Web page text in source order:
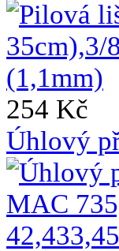
254 Kč
Úhlový